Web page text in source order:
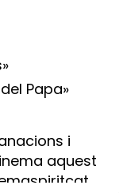
Papa»
i
aquest